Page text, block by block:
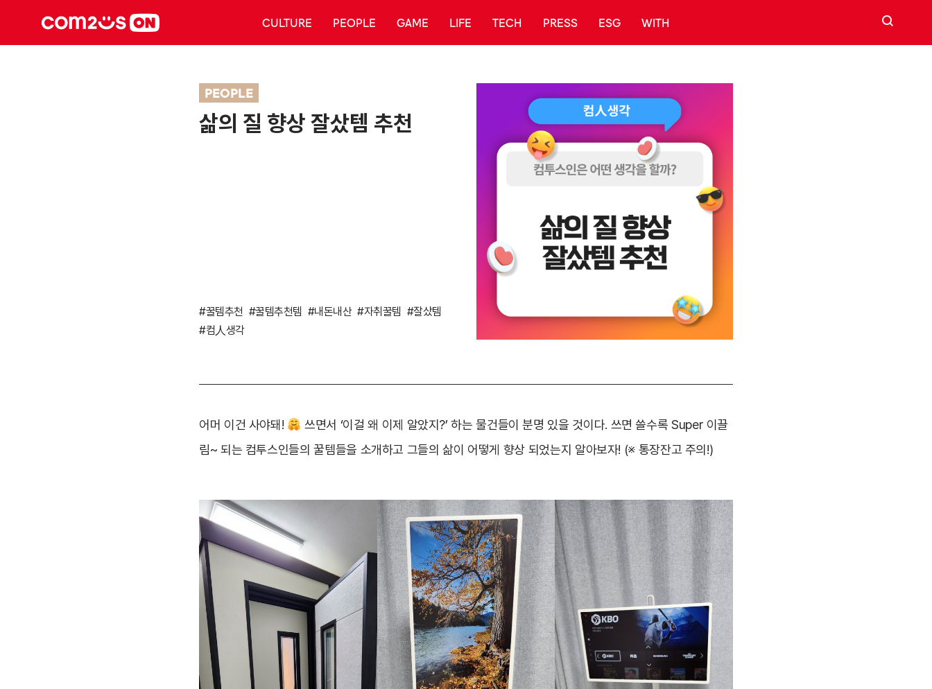
CULTURE PEOPLE GAME LIFE TECH PRESS ESG WITH 검색
PEOPLE
삶의 질 향상 잘샀템 추천
#꿀템추천 #꿀템추천템 #내돈내산 #자취꿀템 #잘샀템
#컴人생각
어머 이건 사야돼!
쓰면서 ‘이걸 왜 이제 알았지?’ 하는 물건들이 분명 있을 것이다. 쓰면 쓸수록 Super 이끌
림~ 되는 컴투스인들의 꿀템들을 소개하고 그들의 삶이 어떻게 향상 되었는지 알아보자! (※ 통장잔고 주의!)